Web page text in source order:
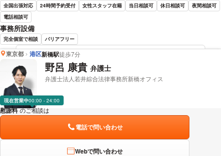
全国出張対応 24時間予約受付 女性スタッフ在籍 当日相談可 休日相談可
夜間相談可
電話相談可
事務所設備
完全個室で相談 バリアフリー
佐々木 一夫 弁護士の詳細情報を見る
東京都 港区新橋駅徒歩7分
野呂 康貴 弁護士
弁護士法人若井綜合法律事務所新橋オフィス
現在営業中00:00 - 24:00
慰謝料 のご相談は
電話で問い合わせ
Webで問い合わせ